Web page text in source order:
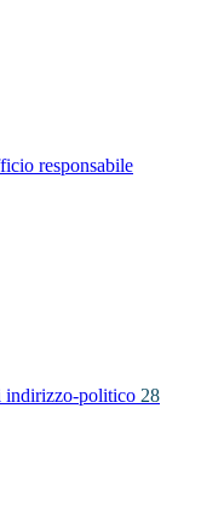
responsabile
indirizzo-politico 28